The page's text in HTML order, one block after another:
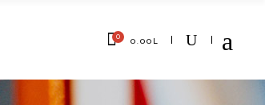
0 0.00 L